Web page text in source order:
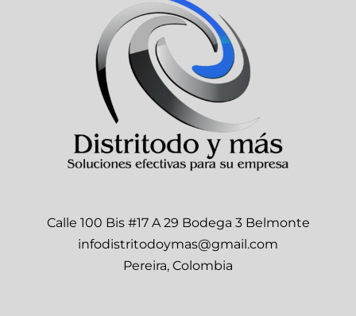
Calle 100 Bis #17 A 29 Bodega 3 Belmonte
infodistritodoymas@gmail.com
Pereira, Colombia